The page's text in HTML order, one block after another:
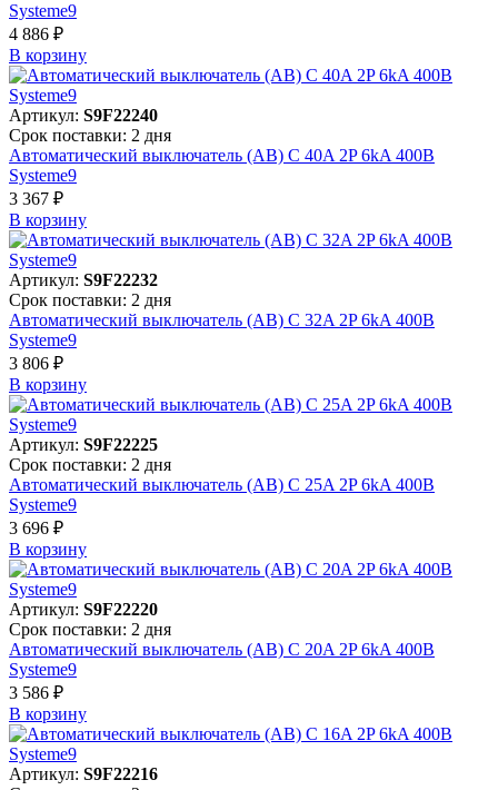
Systeme9
4 886 ₽
В корзинy
Артикул: S9F22240
Срок поставки: 2 дня
Автоматический выключатель (АВ) C 40A 2P 6kA 400В
Systeme9
3 367 ₽
В корзинy
Артикул: S9F22232
Срок поставки: 2 дня
Автоматический выключатель (АВ) C 32A 2P 6kA 400В
Systeme9
3 806 ₽
В корзинy
Артикул: S9F22225
Срок поставки: 2 дня
Автоматический выключатель (АВ) C 25A 2P 6kA 400В
Systeme9
3 696 ₽
В корзинy
Артикул: S9F22220
Срок поставки: 2 дня
Автоматический выключатель (АВ) C 20A 2P 6kA 400В
Systeme9
3 586 ₽
В корзинy
Артикул: S9F22216